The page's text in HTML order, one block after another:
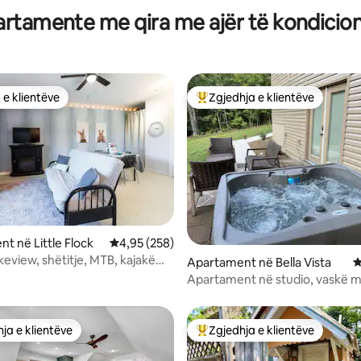
me qira me ajër të
5, 153 vlerësime
klientëve
klientëve
në Little Flock Vlerësimi mesatar 4,95 nga 5, 258 vlerësime
4,95 (258)
shëtitje, MTB, kajakë
Më të mirat e zgjedhjeve të
Zgjedhja e klientëve
Apartament në Bella Vista
Apartament në studio, vaskë
e zgjedhjeve të klientëve
e klientëve Më të mirat e zgjedhjeve të
Zgjedhja e klientëve